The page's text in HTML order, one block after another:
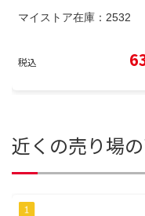
マイストア在庫： 2532
税込
近くの売り場